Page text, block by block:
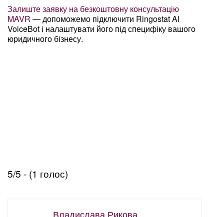
Залиште заявку на безкоштовну консультацію
MAVR — допоможемо підключити Ringostat AI
VoiceBot і налаштувати його під специфіку вашого
юридичного бізнесу.
5/5 - (1 голос)
Владислава Рикова